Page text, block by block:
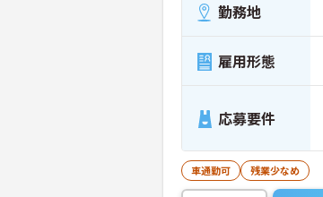
勤務地
雇用形態
応募要件
車通勤可 残業少なめ